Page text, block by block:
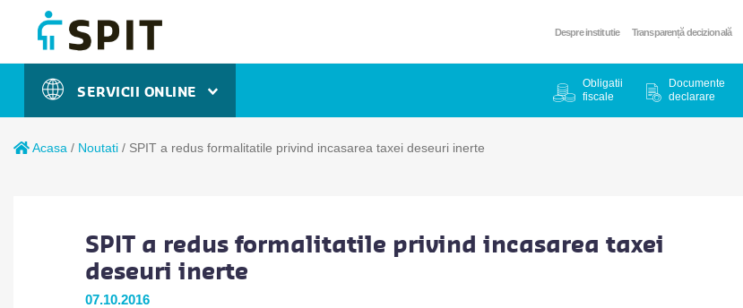
Despre institutie Transparență decizională
SERVICII ONLINE
Obligatii
fiscale
Documente
declarare
Acasa / Noutati / SPIT a redus formalitatile privind incasarea taxei deseuri inerte
SPIT a redus formalitatile privind incasarea taxei
deseuri inerte
07.10.2016